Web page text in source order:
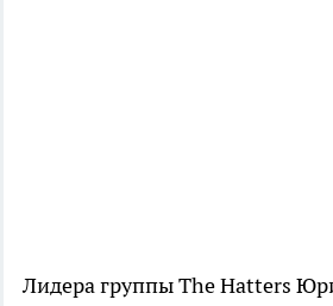
Лидера группы The Hatters